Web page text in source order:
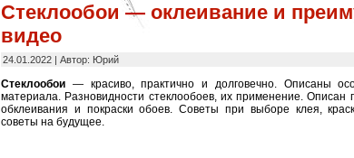
Стеклообои — оклеивание и
видео
24.01.2022 | Автор: Юрий
Стеклообои — красиво, практично и долговечно. Описаны
материала. Разновидности стеклообоев, их применение. Описан
обклеивания и покраски обоев. Советы при выборе клея,
советы на будущее.